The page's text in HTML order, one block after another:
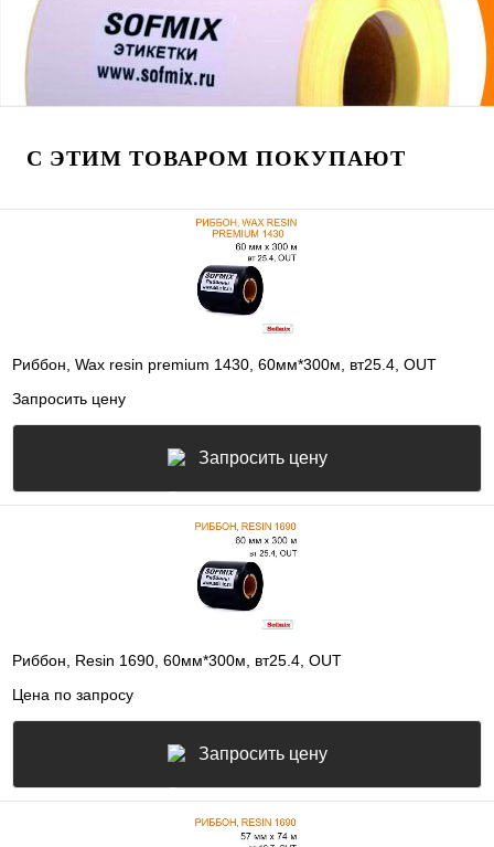
С ЭТИМ ТОВАРОМ ПОКУПАЮТ
Риббон, Wax resin premium 1430, 60мм*300м, вт25.4, OUT
Запросить цену
Запросить цену
Риббон, Resin 1690, 60мм*300м, вт25.4, OUT
Цена по запросу
Запросить цену